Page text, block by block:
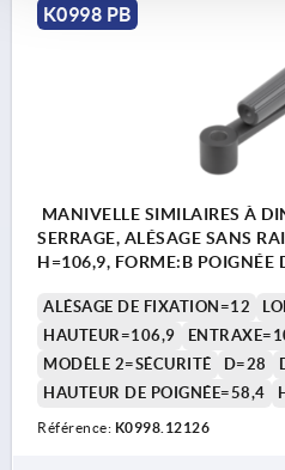
K0998 PB
MANIVELLE SIMILAIRES À
SERRAGE, ALÉSAGE SANS
H=106,9, FORME:B POIGNÉE
COMP:THERMOPLASTIQUE
ALÉSAGE DE FIXATION=12
HAUTEUR=106,9
MODÈLE 2=SÉCURITÉ
D=28
HAUTEUR DE POIGNÉE=58,4
Référence: K0998.12126